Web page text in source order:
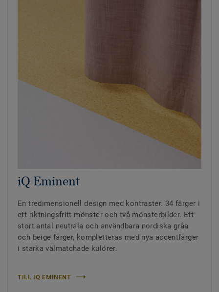
iQ Eminent
En tredimensionell design med kontraster. 34 färger i
ett riktningsfritt mönster och två mönsterbilder. Ett
stort antal neutrala och användbara nordiska gråa
och beige färger, kompletteras med nya accentfärger
i starka välmatchade kulörer.
TILL IQ EMINENT